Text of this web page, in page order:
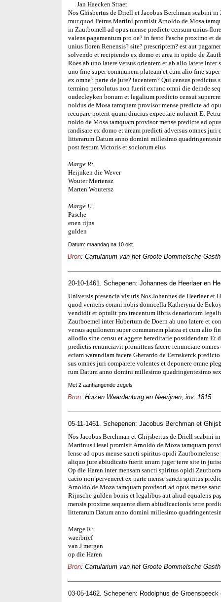
Jan Haecken Straet
Nos Ghisbertus de Driell et Jacobus Berchman scabini
mur quod Petrus Martini promisit Arnoldo de Mosa
in Zautbomell ad opus mense predicte censum unius
valens pagamentum pro oe? in festo Pasche proximo et
unius floren Renensis? site? prescriptem? est aut
solvendo et recipiendo ex domo et area in opido de
Roes ab uno latere versus orientem et ab alio latere
uno fine super communem plateam et cum alio fine
ex omne? parte de jure? iacentem? Qui census
termino persolutus non fuerit extunc omni die deinde
oudecleyken bonum et legalium predicto censui
noldus de Mosa tamquam provisor mense predicte ad
recupare poterit quum diucius expectare noluerit Et
noldo de Mosa tamquam provisor mense predicte ad
randisare ex domo et aream predicti adversus omnes
litterarum Datum anno domini millesimo
post festum Victoris et sociorum eius
Marge R:
Heijnken die Wever
Wouter Mertensz
Marten Woutersz
Marge L:
Pasche
enen rijns
gulden
Datum: maandag na 10 okt.
Bron: Cartularium van het Groote Bommelsche
20-10-1461. Schepenen: Johannes de Heerlaer en
Universis presencia visuris Nos Johannes de Heerlaer
quod veniens coram nobis domicella Katheryna de
vendidit et optulit pro trecentum libris denariorum
Zautboemel inter Hubertum de Doern ab uno latere et
versus aquilonem super communem platea et cum alio
allodio sine censu et aggere hereditarie possidendam
predictis renunciavit promittens facere renunciare
eciam warandiam facere Gherardo de Eemskerck
sus omnes juri comparere volentes et deponere omne
rum Datum anno domini millesimo quadringentesimo
Met 2 aanhangende zegels
Bron: Huizen Waardenburg en Neerijnen, inv. 1815
05-11-1461. Schepenen: Jacobus Berchman et
Nos Jacobus Berchman et Ghijsbertus de Driell scabini
Martinus Hesel promisit Arnoldo de Moza tamquam
lense ad opus mense sancti spiritus opidi
aliquo jure abiudicato fuerit unum juger terre site in
Op die Haren inter mensam sancti spiritus opidi
cacio non perveneret ex parte mense sancti spiritus
Arnoldo de Moza tamquam provisori ad opus mense
Rijnsche gulden bonis et legalibus aut aliud equalens
mensis proxime sequente diem abiudicacionis terre
litterarum Datum anno domini millesimo
Marge R:
waerbrief
van J mergen
op die Haren
Bron: Cartularium van het Groote Bommelsche
03-05-1462. Schepenen: Rodolphus de